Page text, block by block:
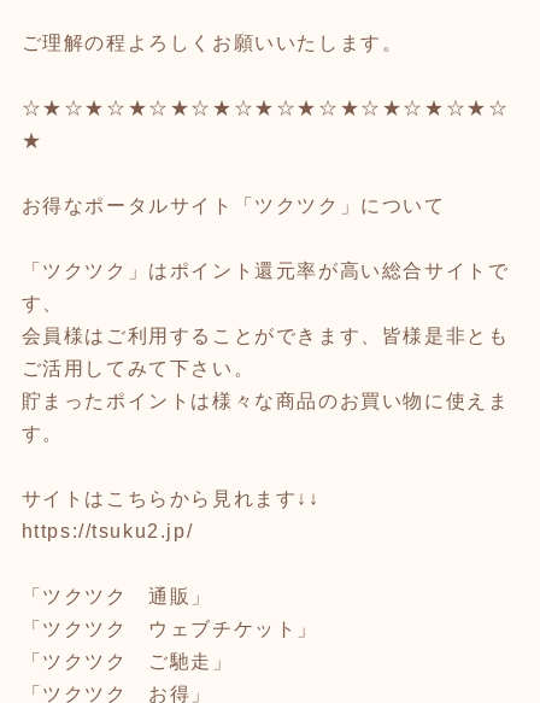
ご理解の程よろしくお願いいたします。
☆★☆★☆★☆★☆★☆★☆★☆★☆★☆★☆★☆
★
お得なポータルサイト「ツクツク」について
「ツクツク」はポイント還元率が高い総合サイトで
す、
会員様はご利用することができます、皆様是非とも
ご活用してみて下さい。
貯まったポイントは様々な商品のお買い物に使えま
す。
サイトはこちらから見れます↓↓
https://tsuku2.jp/
「ツクツク 通販」
「ツクツク ウェブチケット」
「ツクツク ご馳走」
「ツクツク お得」